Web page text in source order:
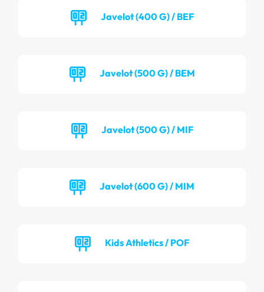
Javelot (400 G) / BEF
Javelot (500 G) / BEM
Javelot (500 G) / MIF
Javelot (600 G) / MIM
Kids Athletics / POF